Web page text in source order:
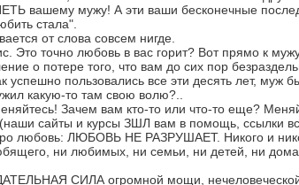
вашему мужу! А эти ваши бесконечные
стала".
от слова совсем нигде.
Это точно любовь в вас горит? Вот прямо к
о потере того, что вам до сих пор
успешно пользовались все эти десять лет, муж
какую-то там свою волю?..
Зачем вам кто-то или что-то еще?
сайты и курсы ЗШЛ вам в помощь, ссылки
любовь: ЛЮБОВЬ НЕ РАЗРУШАЕТ. Никого и
ни любимых, ни семьи, ни детей, ни
СИЛА огромной мощи,